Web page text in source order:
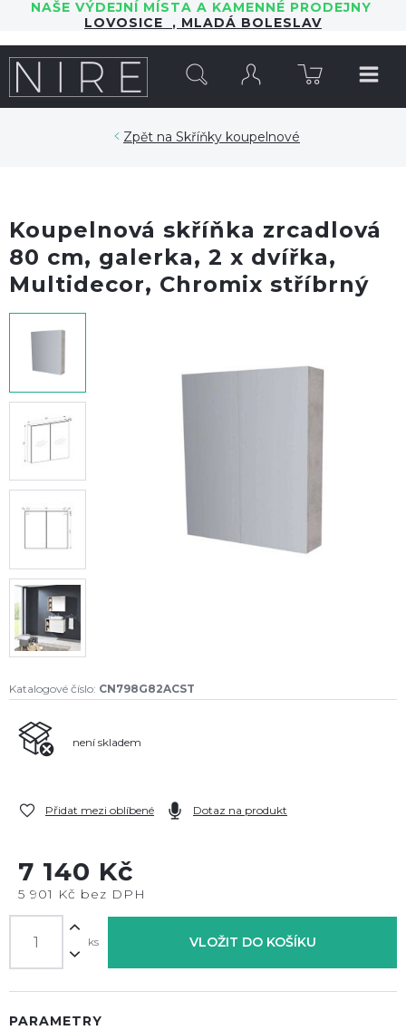
NAŠE VÝDEJNÍ MÍSTA A KAMENNÉ PRODEJNY
LOVOSICE , MLADÁ BOLESLAV
Skříňky koupelnové
Koupelnová skříňka zrcadlová
80 cm, galerka, 2 x dvířka,
Multidecor, Chromix stříbrný
Katalogové číslo: CN798G82ACST
není skladem
Přidat mezi oblíbené Dotaz na produkt
7 140 Kč
5 901 Kč bez DPH
ks VLOŽIT DO KOŠÍKU
PARAMETRY